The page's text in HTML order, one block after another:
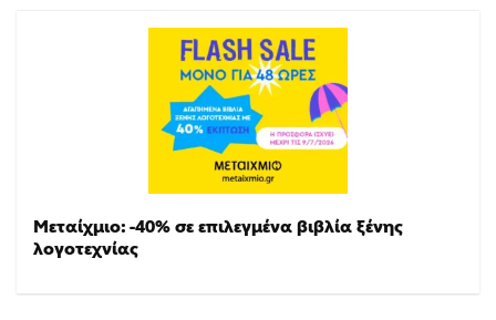
Μεταίχμιο: -40% σε επιλεγμένα βιβλία ξένης
λογοτεχνίας